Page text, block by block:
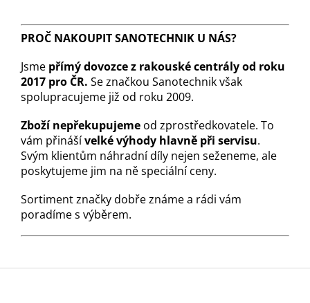
PROČ NAKOUPIT SANOTECHNIK U NÁS?
Jsme přímý dovozce z rakouské centrály od roku
2017 pro ČR. Se značkou Sanotechnik však
spolupracujeme již od roku 2009.
Zboží nepřekupujeme od zprostředkovatele. To
vám přinášívelké výhody hlavně při servisu.
Svým klientům náhradní díly nejen seženeme, ale
poskytujeme jim na ně speciální ceny.
Sortiment značky dobře známe a rádi vám
poradíme s výběrem.
Z